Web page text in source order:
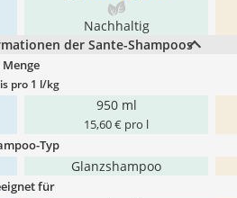
Nachhaltig
der Sante-Shampoos
Menge
pro 1 l/kg
950 ml
15,60 € pro l
Typ
Glanzshampoo
für